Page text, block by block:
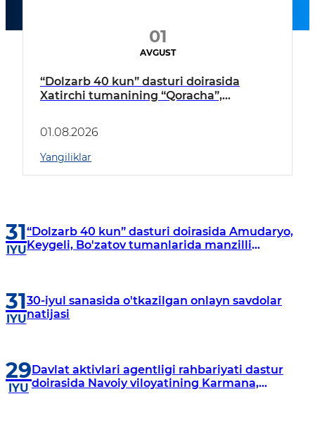
01
AVGUST
“Dolzarb 40 kun” dasturi doirasida
Xatirchi tumanining “Qoracha”,
borildi
01.08.2026
Yangiliklar
31
IYU
“Dolzarb 40 kun” dasturi doirasida Amudaryo,
Keygeli, Bo'zatov tumanlarida manzilli
31
IYU
30-iyul sanasida o'tkazilgan onlayn savdolar
natijasi
29
IYU
Davlat aktivlari agentligi rahbariyati dastur
doirasida Navoiy viloyatining Karmana,